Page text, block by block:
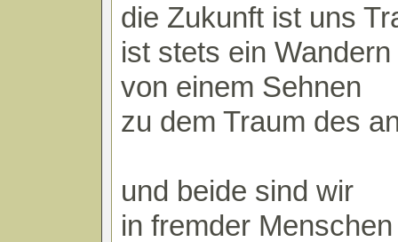
die Zukunft ist uns
ist stets ein Wandern
von einem Sehnen
zu dem Traum des
und beide sind wir
in fremder